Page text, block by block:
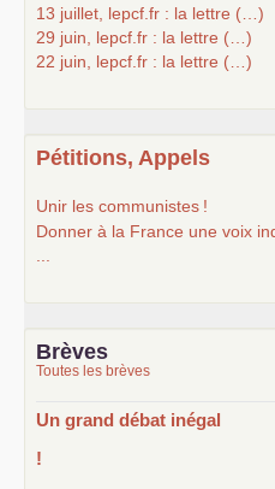
13 juillet, lepcf.fr : la lettre (…)
29 juin, lepcf.fr : la lettre (…)
22 juin, lepcf.fr : la lettre (…)
Pétitions, Appels
Unir les communistes !
Donner à la France une voix
Brèves
Toutes les brèves
Un grand débat inégal
!